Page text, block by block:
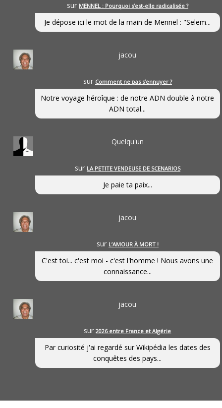
sur MENNEL : Pourquoi s’est-elle radicalisée ?
Je dépose ici le mot de la main de Mennel : "Selem...
jacou
sur Comment ne pas s’ennuyer ?
Notre voyage héroîque : de notre ADN double à notre
ADN total...
Quelqu'un
sur LA PETITE VENDEUSE DE SCENARIOS
Je paie ta paix...
jacou
sur L’AMOUR À MORT !
C'est toi... c'est moi - c'est l'homme ! Nous avons une
connaissance...
jacou
sur2026 entre France et Algérie
Par curiosité j'ai regardé sur Wikipédia les dates des
conquêtes des pays...